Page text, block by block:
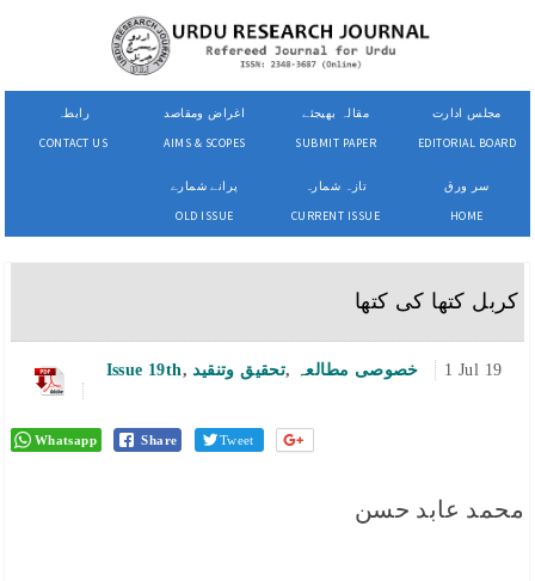
رابطہ
CONTACT US
اغراض ومقاصد
AIMS & SCOPES
مقالہ بھیجئے
SUBMIT PAPER
مجلس ادارت
EDITORIAL BOARD
پرانے شمارے
OLD ISSUE
تازہ شمارہ
CURRENT ISSUE
سر ورق
HOME
کربل کتھا کی کتھا
Issue 19th,تحقیق وتنقید, خصوصی مطالعہ 1 Jul 19
Whatsapp Share Tweet
محمد عابد حسن